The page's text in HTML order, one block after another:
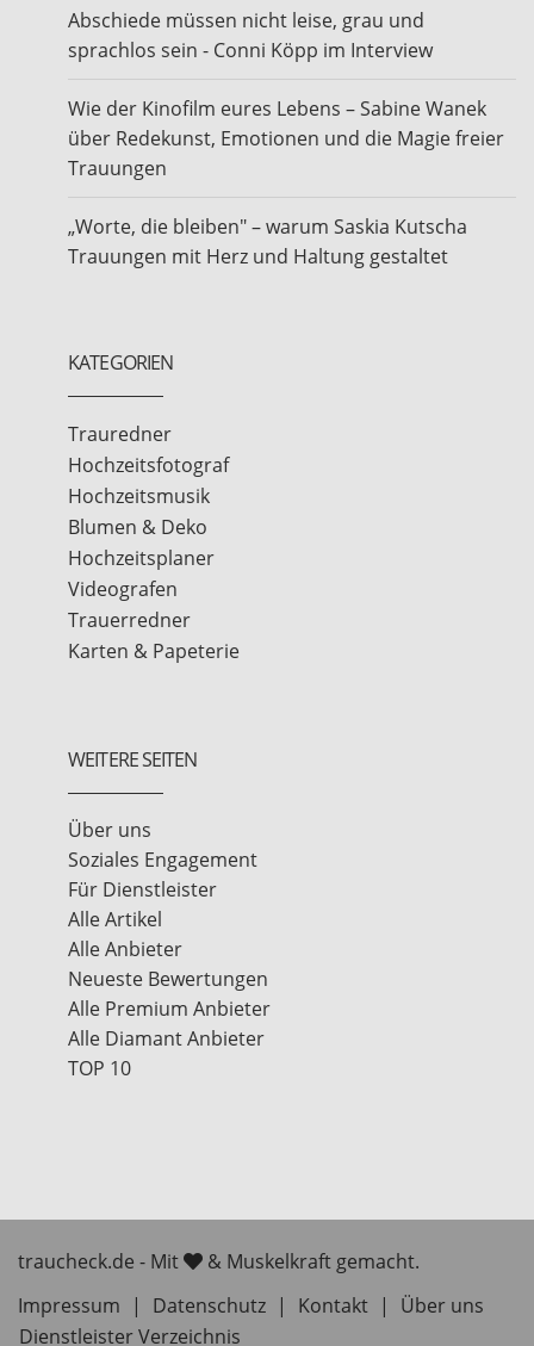
Abschiede müssen nicht leise, grau und
sprachlos sein - Conni Köpp im Interview
Wie der Kinofilm eures Lebens – Sabine Wanek
über Redekunst, Emotionen und die Magie freier
Trauungen
„Worte, die bleiben" – warum Saskia Kutscha
Trauungen mit Herz und Haltung gestaltet
KATEGORIEN
Trauredner
Hochzeitsfotograf
Hochzeitsmusik
Blumen & Deko
Hochzeitsplaner
Videografen
Trauerredner
Karten & Papeterie
WEITERE SEITEN
Über uns
Soziales Engagement
Für Dienstleister
Alle Artikel
Alle Anbieter
Neueste Bewertungen
Alle Premium Anbieter
Alle Diamant Anbieter
TOP 10
traucheck.de - Mit
& Muskelkraft gemacht.
Impressum
| Datenschutz | Kontakt |
Über uns
Dienstleister Verzeichnis